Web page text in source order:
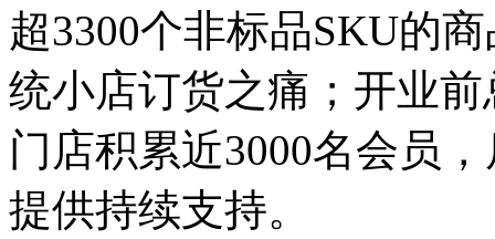
超3300个非标品SKU的
统小店订货之痛；开业
门店积累近3000名会员
提供持续支持。